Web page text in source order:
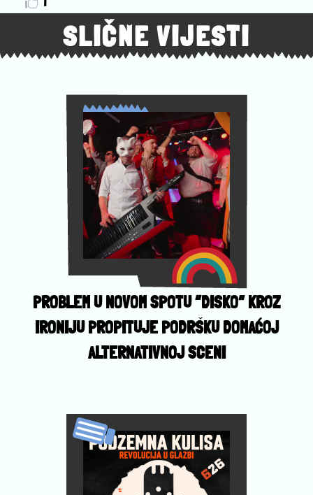
SLIČNE VIJESTI
PROBLEM U NOVOM SPOTU “DISKO” KROZ
IRONIJU PROPITUJE PODRŠKU DOMAĆOJ
ALTERNATIVNOJ SCENI